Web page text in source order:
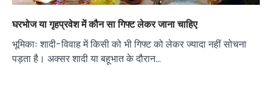
घरभोज या गृहप्रवेश में कौन सा गिफ्ट लेकर जाना चाहिए
भूमिकाः शादी-विवाह में किसी को भी गिफ्ट को लेकर ज्यादा नहीं सोचना
पड़ता है। अक्सर शादी या बहूभात के दौरान…